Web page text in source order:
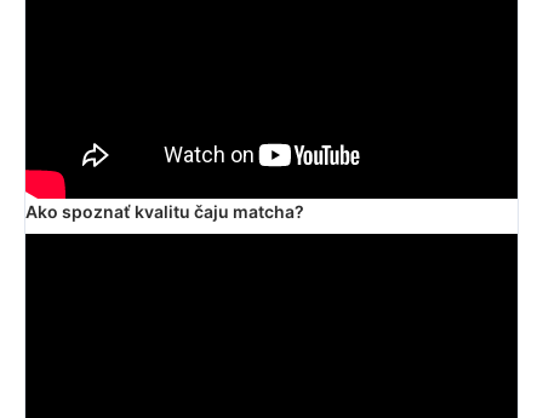
Ako spoznať kvalitu čaju matcha?